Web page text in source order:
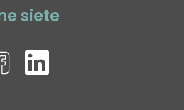
siete